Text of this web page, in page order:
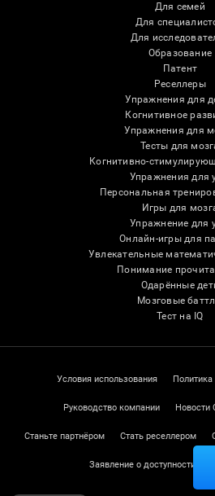
Для семей
Для
Для
Образование
Патент
Реселлеры
Упражнения для
Когнитивное
Упражнения для
Тесты для
Когнитивно-
Упражнения для
Персональная
Игры для
Упражнение для
Онлайн-игры для
Увлекательные
Понимание
Одарённые
Мозговые
Тест на IQ
Условия использования
Руководство компании Новости
Станьте партнёром Стать реселлером
Заявление о доступности